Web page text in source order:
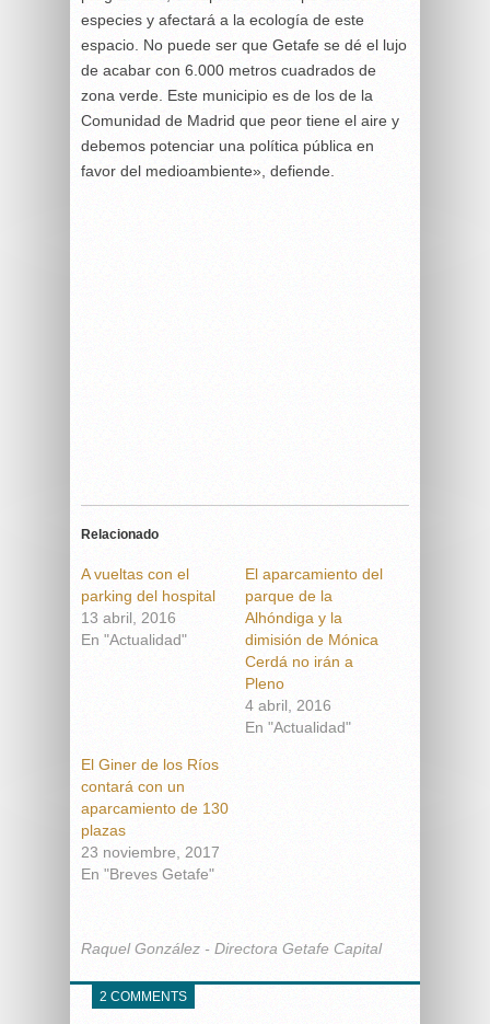
especies y afectará a la ecología de este
espacio. No puede ser que Getafe se dé el lujo
de acabar con 6.000 metros cuadrados de
zona verde. Este municipio es de los de la
Comunidad de Madrid que peor tiene el aire y
debemos potenciar una política pública en
favor del medioambiente», defiende.
Relacionado
A vueltas con el
parking del hospital
13 abril, 2016
En "Actualidad"
El aparcamiento del
parque de la
Alhóndiga y la
dimisión de Mónica
Cerdá no irán a
Pleno
4 abril, 2016
En "Actualidad"
El Giner de los Ríos
contará con un
aparcamiento de 130
plazas
23 noviembre, 2017
En "Breves Getafe"
Raquel González - Directora Getafe Capital
2 COMMENTS